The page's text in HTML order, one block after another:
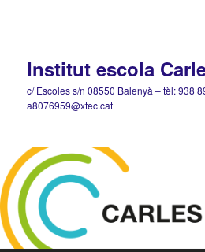
Institut escola
c/ Escoles s/n 08550 Balenyà – tèl: 938
a8076959@xtec.cat